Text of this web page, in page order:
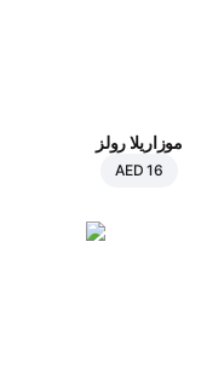
موزاريلا رولز
AED 16